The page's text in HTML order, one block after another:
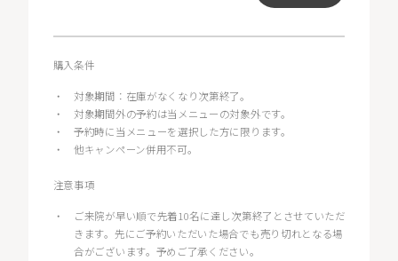
購入条件
・ 対象期間：在庫がなくなり次第終了。
・ 対象期間外の予約は当メニューの対象外です。
・予約時に当メニューを選択した方に限ります。
・他キャンペーン併用不可。
注意事項
・
ご来院が早い順で先着10名に達し次第終了とさせていただ
きます。先にご予約いただいた場合でも売り切れとなる場
合がございます。予めご了承ください。